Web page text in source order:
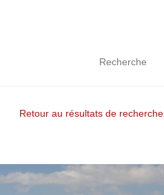
Recherche
Retour au résultats de recherche